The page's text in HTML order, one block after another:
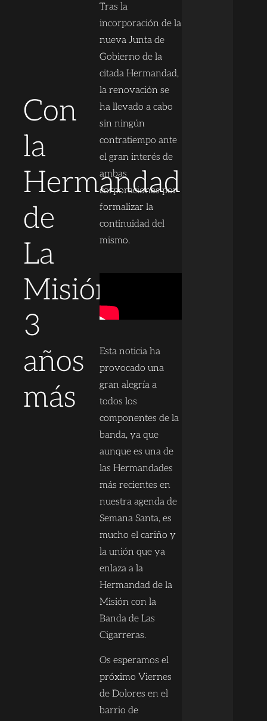
Con
la
Hermandad
de
La
Misión
3
años
más
Tras la
incorporación de la
nueva Junta de
Gobierno de la
citada Hermandad,
la renovación se
ha llevado a cabo
sin ningún
contratiempo ante
el gran interés de
ambas
corporaciones por
formalizar la
continuidad del
mismo.
Esta noticia ha
provocado una
gran alegría a
todos los
componentes de la
banda, ya que
aunque es una de
las Hermandades
más recientes en
nuestra agenda de
Semana Santa, es
mucho el cariño y
la unión que ya
enlaza a la
Hermandad de la
Misión con la
Banda de Las
Cigarreras.
Os esperamos el
próximo Viernes
de Dolores en el
barrio de